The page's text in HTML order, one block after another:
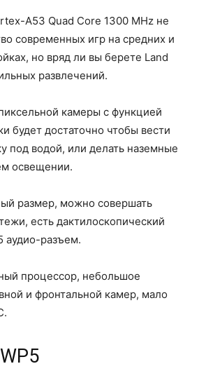
A53 Quad Core 1300 MHz не
современных игр на средних и
но вряд ли вы берете Land
развлечений.
камеры с функцией
будет достаточно чтобы вести
под водой, или делать наземные
освещении.
размер, можно совершать
есть дактилоскопический
аудио-разъем.
процессор, небольшое
и фронтальной камер, мало